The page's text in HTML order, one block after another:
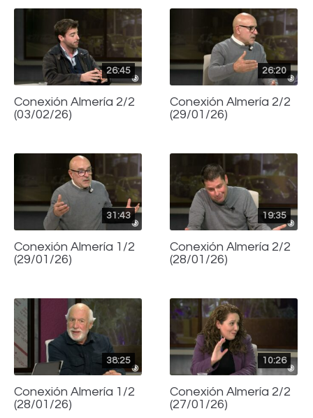
26:45
Conexión Almería 2/2
(03/02/26)
26:20
Conexión Almería 2/2
(29/01/26)
31:43
Conexión Almería 1/2
(29/01/26)
19:35
Conexión Almería 2/2
(28/01/26)
38:25
Conexión Almería 1/2
(28/01/26)
10:26
Conexión Almería 2/2
(27/01/26)